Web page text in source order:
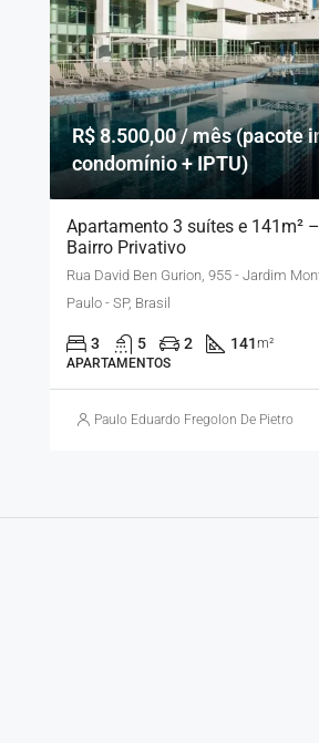
R$ 8.500,00 / mês (pacote
condomínio + IPTU)
Apartamento 3 suítes e 141m²
Bairro Privativo
Rua David Ben Gurion, 955 - Jardim
Paulo - SP, Brasil
3 5 2 141m²
APARTAMENTOS
Paulo Eduardo Fregolon De Pietro